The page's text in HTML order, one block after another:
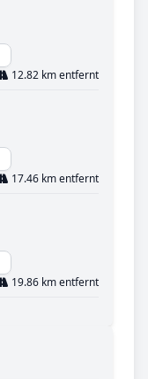
12.82 km entfernt
17.46 km entfernt
19.86 km entfernt